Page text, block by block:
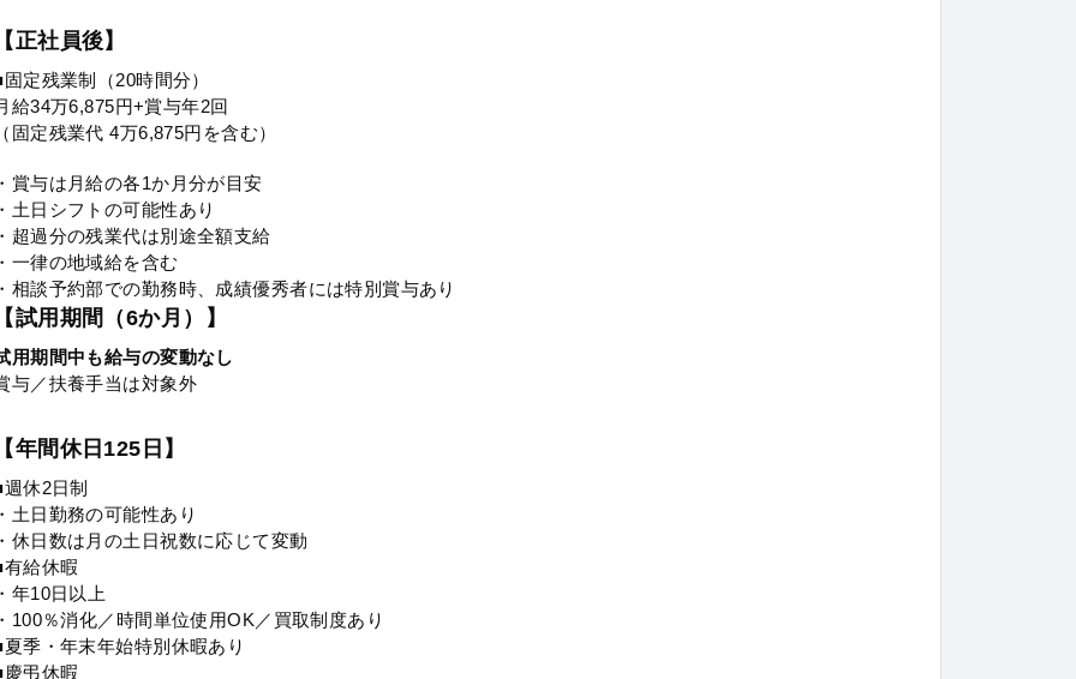
正社員後】
定残業制（20時間分）
給34万6,875円+賞与年2回
固定残業代 4万6,875円を含む）
賞与は月給の各1か月分が目安
土日シフトの可能性あり
超過分の残業代は別途全額支給
一律の地域給を含む
相談予約部での勤務時、成績優秀者には特別賞与あり
試用期間（6か月）】
用期間中も給与の変動なし
与／扶養手当は対象外
年間休日125日】
休2日制
土日勤務の可能性あり
休日数は月の土日祝数に応じて変動
有給休暇
年10日以上
100％消化／時間単位使用OK／買取制度あり
夏季・年末年始特別休暇あり
慶弔休暇